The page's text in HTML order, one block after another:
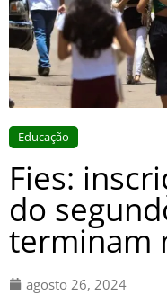
Educação
Fies:
do
terminam
agosto 26, 2024